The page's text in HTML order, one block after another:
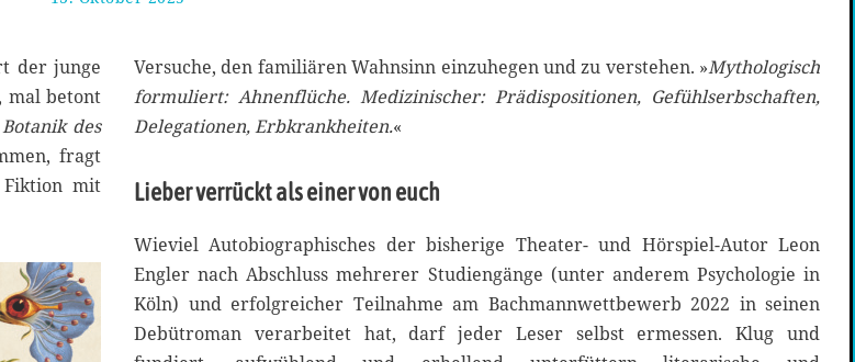
O
k
t
o
r
0
5
der junge
mal betont
Botanik des
fragt
Fiktion mit
Versuche, den familiären Wahnsinn einzuhegen und zu verstehen. »Mythologisch
formuliert: Ahnenflüche. Medizinischer: Prädispositionen, Gefühlserbschaften,
Delegationen, Erbkrankheiten.«
Lieber verrückt als einer von euch
Wieviel Autobiographisches der bisherige Theater- und Hörspiel-Autor Leon
Engler nach Abschluss mehrerer Studiengänge (unter anderem Psychologie in
Köln) und erfolgreicher Teilnahme am Bachmannwettbewerb 2022 in seinen
Debütroman verarbeitet hat, darf jeder Leser selbst ermessen. Klug und